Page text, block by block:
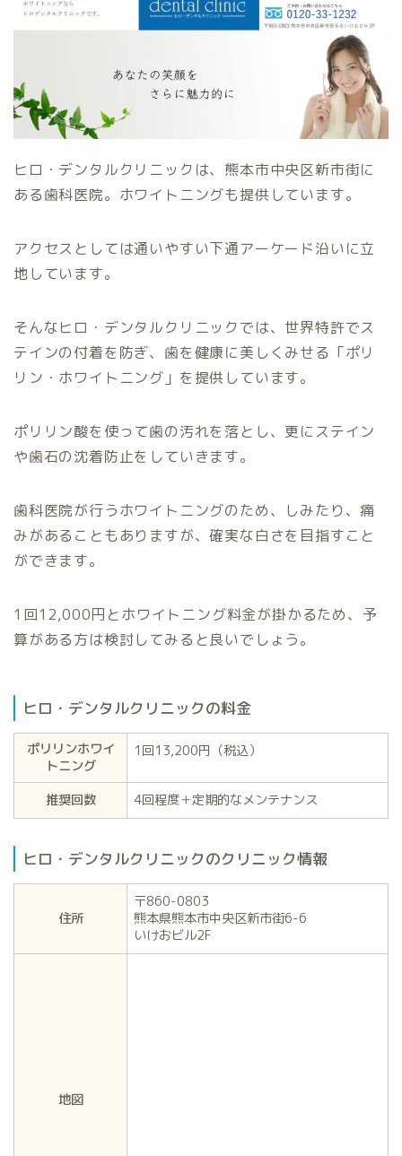
ヒロ・デンタルクリニックは、熊本市中央区新市街に
ある歯科医院。ホワイトニングも提供しています。
アクセスとしては通いやすい下通アーケード沿いに立
地しています。
そんなヒロ・デンタルクリニックでは、世界特許でス
テインの付着を防ぎ、歯を健康に美しくみせる「ポリ
リン・ホワイトニング」を提供しています。
ポリリン酸を使って歯の汚れを落とし、更にステイン
や歯石の沈着防止をしていきます。
歯科医院が行うホワイトニングのため、しみたり、痛
みがあることもありますが、確実な白さを目指すこと
ができます。
1回12,000円とホワイトニング料金が掛かるため、予
算がある方は検討してみると良いでしょう。
ヒロ・デンタルクリニックの料金
ポリリンホワイ
トニング
1回13,200円（税込）
推奨回数 4回程度＋定期的なメンテナンス
ヒロ・デンタルクリニックのクリニック情報
住所
〒860-0803
熊本県熊本市中央区新市街6-6
いけおビル2F
地図